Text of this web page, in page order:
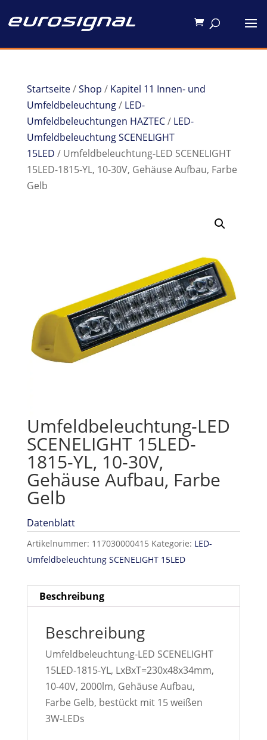
Startseite/Shop / Kapitel 11 Innen- und
Umfeldbeleuchtung/ LED-
Umfeldbeleuchtungen HAZTEC/ LED-
Umfeldbeleuchtung SCENELIGHT
15LED / Umfeldbeleuchtung-LED SCENELIGHT
15LED-1815-YL, 10-30V, Gehäuse Aufbau, Farbe
Gelb
Umfeldbeleuchtung-LED
SCENELIGHT 15LED-
1815-YL, 10-30V,
Gehäuse Aufbau, Farbe
Gelb
Datenblatt
Artikelnummer: 117030000415 Kategorie: LED-
Umfeldbeleuchtung SCENELIGHT 15LED
Beschreibung
Beschreibung
Umfeldbeleuchtung-LED SCENELIGHT
15LED-1815-YL, LxBxT=230x48x34mm,
10-40V, 2000lm, Gehäuse Aufbau,
Farbe Gelb, bestückt mit 15 weißen
3W-LEDs